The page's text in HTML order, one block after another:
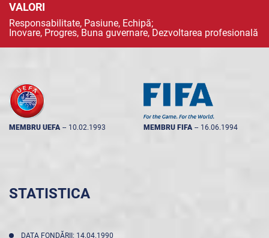
VALORI
Responsabilitate, Pasiune, Echipă;
Inovare, Progres, Buna guvernare, Dezvoltarea profesională
MEMBRU UEFA -- 10.02.1993 MEMBRU FIFA -- 16.06.1994
STATISTICA
DATA FONDĂRII: 14.04.1990